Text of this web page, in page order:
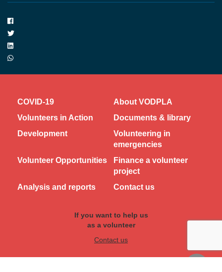
COVID-19
About VODPLA
Volunteers in Action
Documents & library
Development
Volunteering in
emergencies
Volunteer Opportunities
Finance a volunteer
project
Analysis and reports
Contact us
If you want to help us
as a volunteer
Contact us